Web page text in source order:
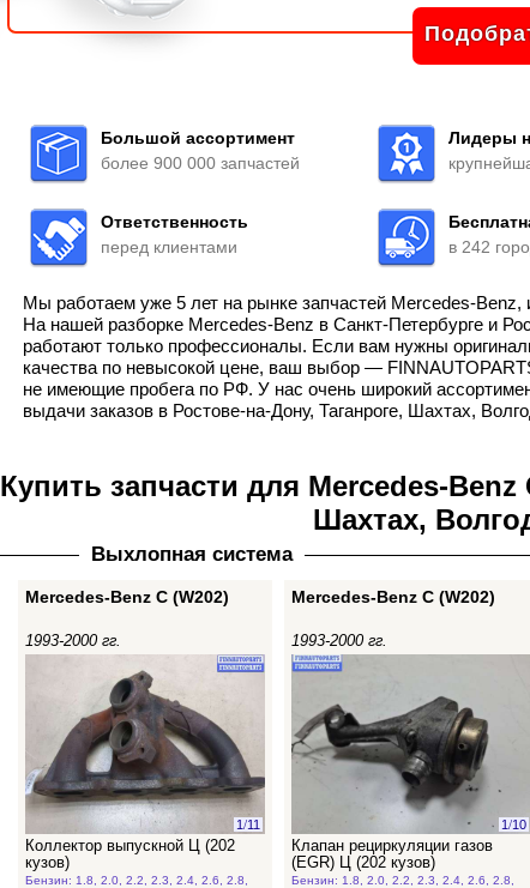
Большой ассортимент
более 900 000 запчастей
Лидеры
Ответственность
перед клиентами
в 242
Мы работаем уже 5 лет на рынке запчастей Mercedes-
На нашей разборке Mercedes-Benz в Санкт-Петербурге и
работают только профессионалы. Если вам нужны
качества по невысокой цене, ваш выбор —
не имеющие пробега по РФ. У нас очень широкий
выдачи заказов в Ростове-на-Дону, Таганроге, Шахтах,
Купить запчасти для Mercedes-
Шахтах,
Выхлопная система
Mercedes-Benz C (W202)
1993-2000 гг.
1/11
Коллектор выпускной Ц (202
кузов)
Бензин: 1.8, 2.0, 2.2, 2.3, 2.4, 2.6, 2.8,
Mercedes-Benz C (W202)
1993-2000 гг.
1/10
Клапан рециркуляции газов
(EGR) Ц (202 кузов)
Бензин: 1.8, 2.0, 2.2, 2.3, 2.4, 2.6, 2.8,